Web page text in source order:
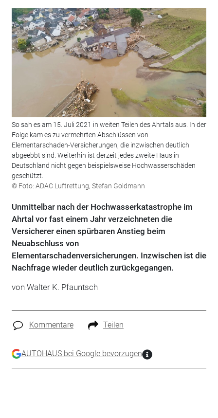
So sah es am 15. Juli 2021 in weiten Teilen des Ahrtals aus. In der
Folge kam es zu vermehrten Abschlüssen von
Elementarschaden-Versicherungen, die inzwischen deutlich
abgeebbt sind. Weiterhin ist derzeit jedes zweite Haus in
Deutschland nicht gegen beispielsweise Hochwasserschäden
geschützt.
© Foto: ADAC Luftrettung, Stefan Goldmann
Unmittelbar nach der Hochwasserkatastrophe im
Ahrtal vor fast einem Jahr verzeichneten die
Versicherer einen spürbaren Anstieg beim
Neuabschluss von
Elementarschadenversicherungen. Inzwischen ist die
Nachfrage wieder deutlich zurückgegangen.
von Walter K. Pfauntsch
Kommentare Teilen
AUTOHAUS bei Google bevorzugen